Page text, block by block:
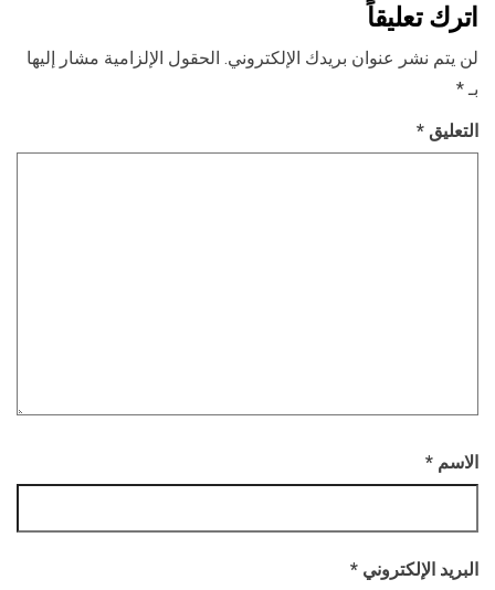
اترك تعليقاً
لن يتم نشر عنوان بريدك الإلكتروني. الحقول الإلزامية مشار إليها
بـ*
التعليق *
الاسم *
البريد الإلكتروني *